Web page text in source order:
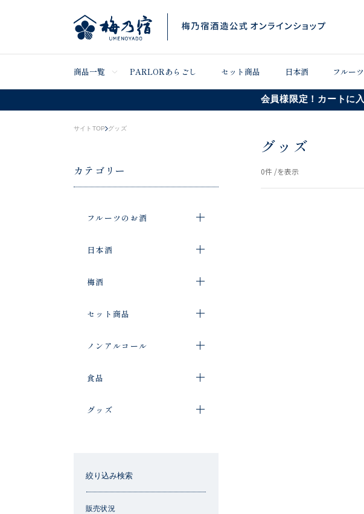
商品一覧 PARLORあらごし セット商品 日本酒 フルー
会員様限定！カートに
サイトTOP グッズ
カテゴリー
フルーツのお酒
日本酒
梅酒
セット商品
ノンアルコール
食品
グッズ
絞り込み検索
販売状況
グッズ
0件 /を表示